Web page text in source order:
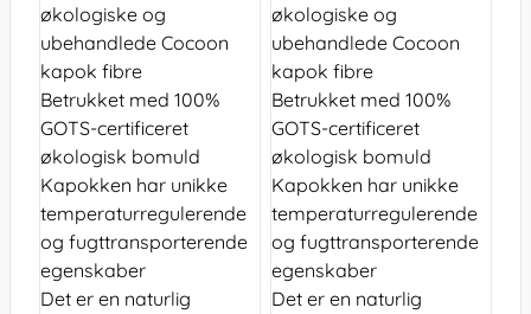
økologiske og
ubehandlede Cocoon
kapok fibre
Betrukket med 100%
GOTS-certificeret
økologisk bomuld
Kapokken har unikke
temperaturregulerende
og fugttransporterende
egenskaber
Det er en naturlig
økologiske og
ubehandlede Cocoon
kapok fibre
Betrukket med 100%
GOTS-certificeret
økologisk bomuld
Kapokken har unikke
temperaturregulerende
og fugttransporterende
egenskaber
Det er en naturlig